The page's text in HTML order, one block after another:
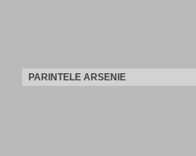
PARINTELE ARSENIE